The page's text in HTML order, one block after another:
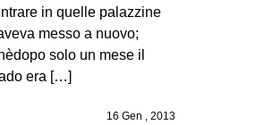
in quelle palazzine
messo a nuovo;
solo un mese il
era […]
16 Gen , 2013